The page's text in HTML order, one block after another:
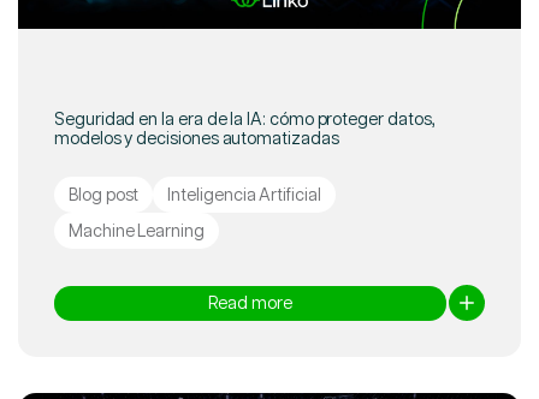
Seguridad en la era de la IA: cómo proteger datos,
modelos y decisiones automatizadas
Blog post
Inteligencia Artificial
Machine Learning
Read more